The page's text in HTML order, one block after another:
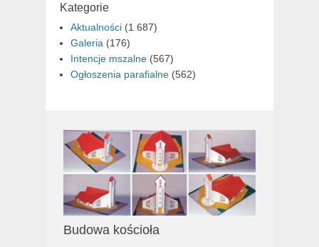
Kategorie
Aktualności (1 687)
Galeria (176)
Intencje mszalne (567)
Ogłoszenia parafialne (562)
Budowa kościoła